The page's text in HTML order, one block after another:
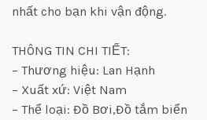
nhất cho bạn khi vận động.
THÔNG TIN CHI TIẾT:
– Thương hiệu: Lan Hạnh
– Xuất xứ: Việt Nam
– Thể loại: Đồ Bơi,Đồ tắm biển